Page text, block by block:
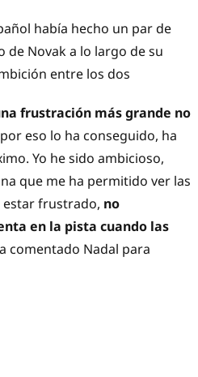
había hecho un par de
de Novak a lo largo de su
entre los dos
frustración más grande no
eso lo ha conseguido, ha
Yo he sido ambicioso,
que me ha permitido ver las
estar frustrado, no
en la pista cuando las
comentado Nadal para